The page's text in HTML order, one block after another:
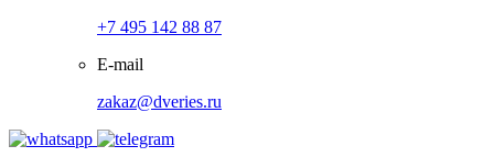
+7 495 142 88 87
E-mail
zakaz@dveries.ru